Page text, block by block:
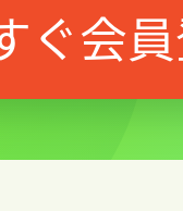
ぐ会